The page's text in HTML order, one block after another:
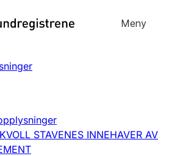
til
Meny
slette
STAVENES INNEHAVER AV